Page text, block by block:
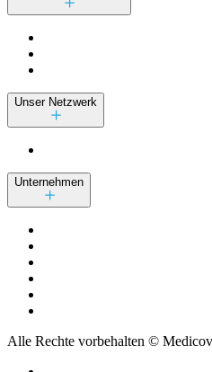
Unser Netzwerk
Unternehmen
Alle Rechte vorbehalten ©